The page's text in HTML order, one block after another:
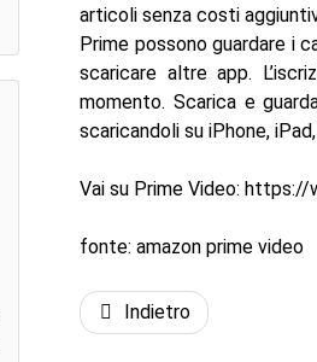
articoli senza costi
Prime possono guardare i
scaricare altre app.
momento. Scarica e
scaricandoli su iPhone,
Vai su Prime Video:
fonte: amazon prime video
Indietro